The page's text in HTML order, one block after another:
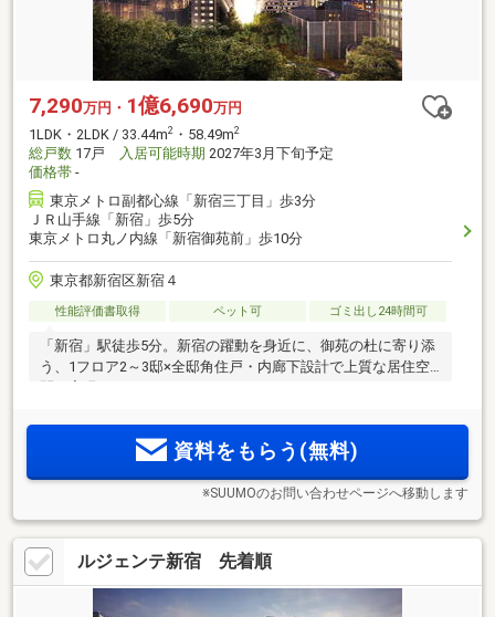
7,290万円・ 1億6,690万円
1LDK・2LDK / 33.44m2 ・58.49m2
総戸数 17戸 入居可能時期 2027年3月下旬予定
価格帯 -
東京メトロ副都心線「新宿三丁目」歩3分
ＪＲ山手線「新宿」歩5分
東京メトロ丸ノ内線「新宿御苑前」歩10分
東京都新宿区新宿４
性能評価書取得 ペット可 ゴミ出し24時間可
「新宿」駅徒歩5分。新宿の躍動を身近に、御苑の杜に寄り添
う、1フロア2～3邸×全邸角住戸・内廊下設計で上質な居住空
間を実現
資料をもらう(無料)
※SUUMOのお問い合わせページへ移動します
ルジェンテ新宿 先着順